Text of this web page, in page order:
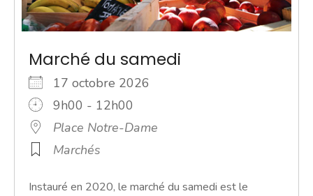
Marché du samedi
17 octobre 2026
9h00 - 12h00
Place Notre-Dame
Marchés
Instauré en 2020, le marché du samedi est le